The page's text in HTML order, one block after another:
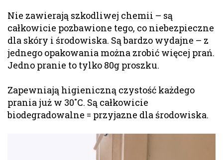
Nie zawierają szkodliwej chemii – są
całkowicie pozbawione tego, co niebezpieczne
dla skóry i środowiska. Są bardzo wydajne – z
jednego opakowania można zrobić więcej prań.
Jedno pranie to tylko 80g proszku.
Zapewniają higieniczną czystość każdego
prania już w 30˚C. Są całkowicie
biodegradowalne = przyjazne dla środowiska.